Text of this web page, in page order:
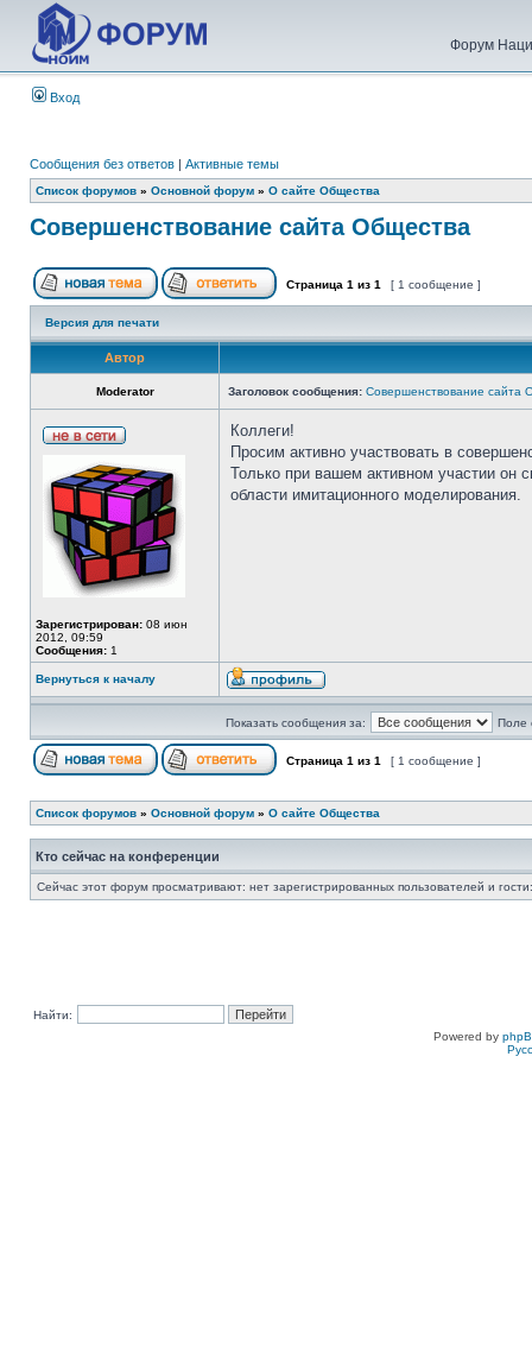
Форум
Вход
Сообщения без ответов | Активные темы
Список форумов » Основной форум » О сайте Общества
Совершенствование сайта Общества
Страница 1 из 1 [ 1 сообщение ]
Версия для печати
Автор
Moderator Заголовок сообщения: Совершенствование сайта
Зарегистрирован: 08 июн
2012, 09:59
Сообщения: 1
Коллеги!
Просим активно участвовать в
Только при вашем активном участии он
области имитационного моделирования.
Вернуться к началу
Показать сообщения за: Поле
Страница 1 из 1 [ 1 сообщение ]
Список форумов » Основной форум » О сайте Общества
Кто сейчас на конференции
Сейчас этот форум просматривают: нет зарегистрированных пользователей и
Найти:
Powered by